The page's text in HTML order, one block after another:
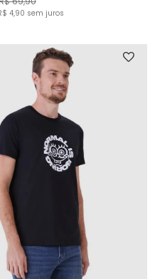
4,90 sem juros